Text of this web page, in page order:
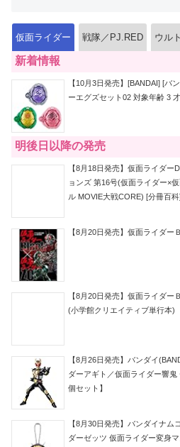
仮面ライダー 戦隊／PJ.RED ウル
新着情報
【10月3日発売】[BANDAI] [バ
ーエグズセット02 対象年齢 3
明後日以降の発売
【8月18日発売】仮面ライダー
ョンズ 第16号(仮面ライダー×
ル MOVIE大戦CORE) [分冊百
【8月20日発売】仮面ライダ
【8月20日発売】仮面ライダ
(小学館クリエイティブ単行本)
【8月26日発売】バンダイ
ダーアギト／仮面ライダー響
個セット】
【8月30日発売】バンダイナム
ダーゼッツ 仮面ライダー変身